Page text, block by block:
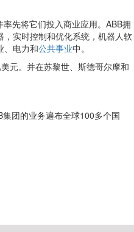
先将它们投入商业应用。ABB拥
实时控制和优化系统，机器人软
、电力和公共事业中。
元。并在苏黎世、斯德哥尔摩和
团的业务遍布全球100多个国